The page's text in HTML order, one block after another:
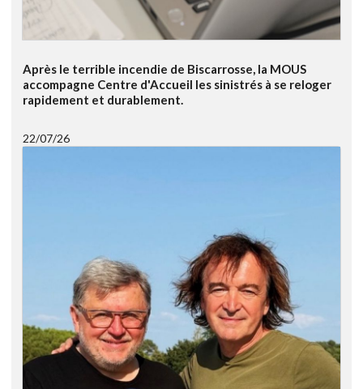
Après le terrible incendie de Biscarrosse, la MOUS
accompagne Centre d'Accueil les sinistrés à se reloger
rapidement et durablement.
22/07/26